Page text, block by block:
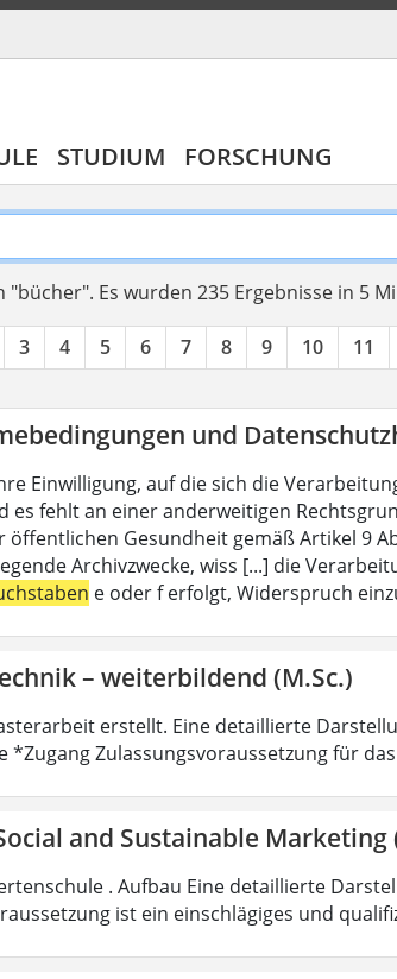
STUDIUM FORSCHUNG
"bücher". Es wurden 235 Ergebnisse in 5
3 4 5 6 7 8 9 10 11
und
Einwilligung, auf die sich die
es fehlt an einer anderweitigen
öffentlichen Gesundheit gemäß Artikel 9
Archivzwecke, wiss [...] die
e oder f erfolgt, Widerspruch
– weiterbildend (M.Sc.)
erstellt. Eine detaillierte
*Zugang Zulassungsvoraussetzung für
and Sustainable Marketing
. Aufbau Eine detaillierte
ist ein einschlägiges und